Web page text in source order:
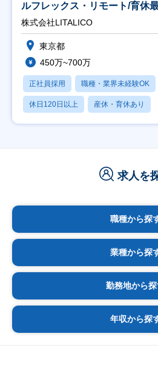
ルフレックス・リモート/育休
株式会社LITALICO
東京都
450万~700万
正社員採用 職種・業界未経験OK
休日120日以上 産休・育休あり
求人を
職種から探
業種から探
勤務地から
年収から探